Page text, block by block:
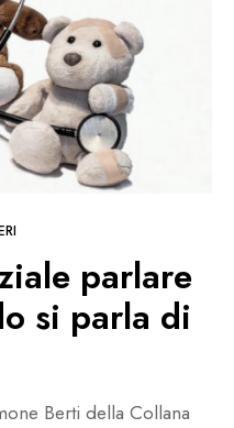
parlare
si parla di
Berti della Collana